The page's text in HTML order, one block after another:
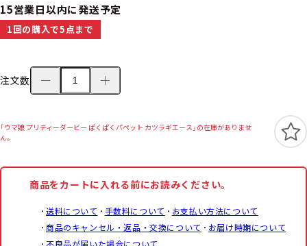
15営業日以内に発送予定
1回の購入で5点まで
注文数
「ウマ娘 プリティーダービー ぱくぱくパペット カツラギエース」の在庫がありませ
ん。
商品をカートに入れる前にお読みください。
送料について 手数料について
お支払い方法について
商品のキャンセル・返品・交換について
お届け時期について
不良品が届いた場合について